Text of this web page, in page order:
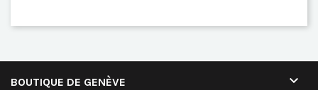
BOUTIQUE DE GENÈVE 